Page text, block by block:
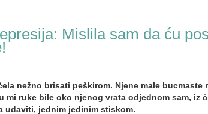
Mislila sam da ću
nežno brisati peškirom. Njene male bucmaste
ruke bile oko njenog vrata odjednom sam, iz
udaviti, jednim jedinim stiskom.